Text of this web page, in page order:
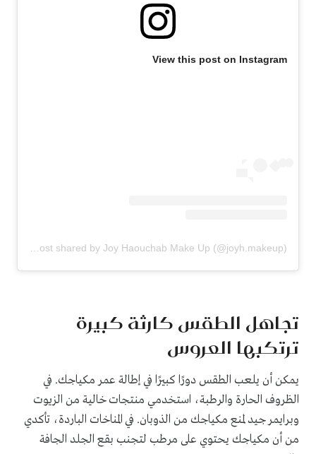
View this post on Instagram
تجاهل الطقس كارثة كبيرة
ترتكبها العروس
يمكن أن يلعب الطقس دورًا كبيرًا في إطالة عمر مكياجك. في
الظروف الحارة والرطبة، استخدمي منتجات خالية من الزيوت
وبرايمر جيد لمنع مكياجك من الذوبان. في المناخات الباردة، تأكدي
من أن مكياجك يحتوي على مرطب لتجنب بقع الجلد الجافة